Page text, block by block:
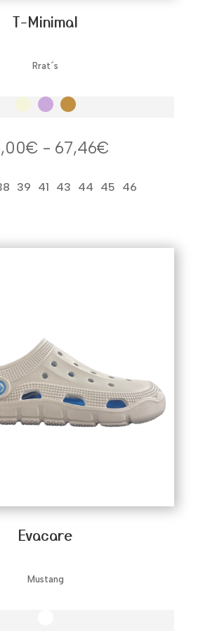
T-Minimal
Rrat´s
€ - 67,46€
precios:
39 41 43 44 45 46
Evacare
Mustang